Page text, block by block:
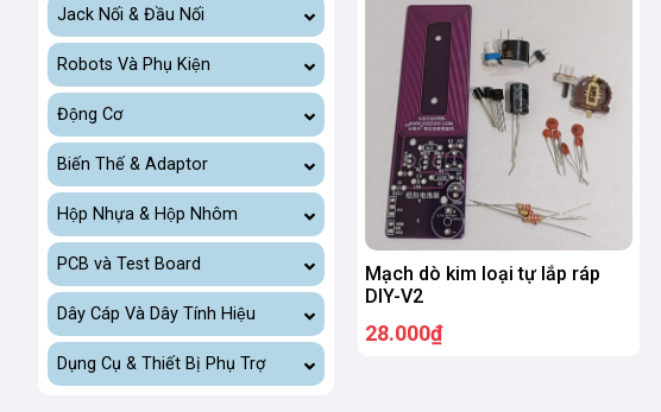
Jack Nối & Đầu Nối
Robots Và Phụ Kiện
Động Cơ
Biến Thế & Adaptor
Hộp Nhựa & Hộp Nhôm
PCB và Test Board
Dây Cáp Và Dây Tính Hiệu
Dụng Cụ & Thiết Bị Phụ Trợ
Mạch dò kim loại tự lắp ráp
DIY-V2
28.000₫